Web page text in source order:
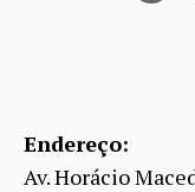
Endereço:
Av. Horácio